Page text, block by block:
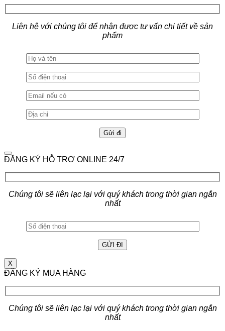
Liên hệ với chúng tôi để nhận được tư vấn chi tiết về sản
phẩm
ĐĂNG KÝ HỖ TRỢ ONLINE 24/7
Chúng tôi sẽ liên lạc lại với quý khách trong thời gian ngắn
nhất
X
ĐĂNG KÝ MUA HÀNG
Chúng tôi sẽ liên lạc lại với quý khách trong thời gian ngắn
nhất